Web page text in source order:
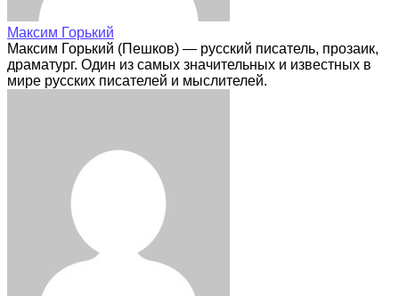
Максим Горький
Максим Горький (Пешков) — русский писатель, прозаик,
драматург. Один из самых значительных и известных в
мире русских писателей и мыслителей.